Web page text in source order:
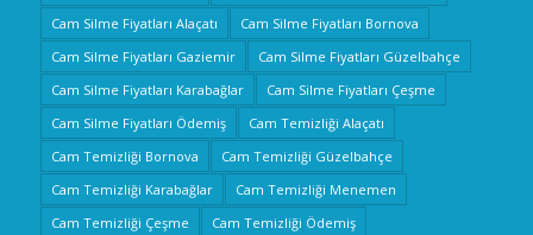
Cam Silme Fiyatları Alaçatı
Cam Silme Fiyatları Bornova
Cam Silme Fiyatları Gaziemir
Cam Silme Fiyatları Güzelbahçe
Cam Silme Fiyatları Karabağlar
Cam Silme Fiyatları Çeşme
Cam Silme Fiyatları Ödemiş
Cam Temizliği Alaçatı
Cam Temizliği Bornova
Cam Temizliği Güzelbahçe
Cam Temizliği Karabağlar
Cam Temizliği Menemen
Cam Temizliği Çeşme
Cam Temizliği Ödemiş